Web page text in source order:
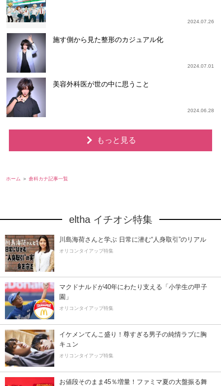
2024.07.26
施す側から見た整形のカジュアル化
2024.07.01
美容外科医が世の中に思うこと
2024.06.28
もっと見る
ホーム 倉科カナ記事一覧
eltha イチオシ特集
川島海荷さんと学ぶ 日常に潜む“人身取引”のリアル
オリコンタイアップ特集
マクドナルドが40年にわたり支える「小学生の甲子
園」
オリコンタイアップ特集
イケメンてんこ盛り！尊すぎる男子の純情ラブに胸
キュン
オリコンタイアップ特集
お値段そのまま45％増量！ファミマ夏の大盤振る舞